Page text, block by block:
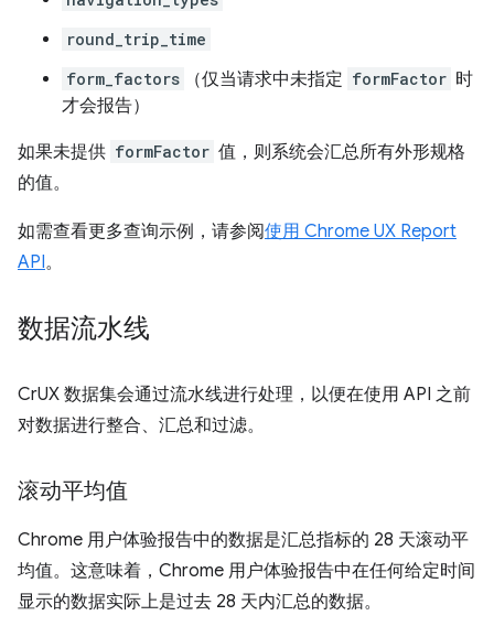
round_trip_time
form_factors
（仅当请求中未指定 formFactor 时
才会报告）
如果未提供 formFactor 值，则系统会汇总所有外形规格
的值。
如需查看更多查询示例，请参阅使用 Chrome UX Report
API。
数据流水线
CrUX 数据集会通过流水线进行处理，以便在使用 API 之前
对数据进行整合、汇总和过滤。
滚动平均值
Chrome 用户体验报告中的数据是汇总指标的 28 天滚动平
均值。这意味着，Chrome 用户体验报告中在任何给定时间
显示的数据实际上是过去 28 天内汇总的数据。